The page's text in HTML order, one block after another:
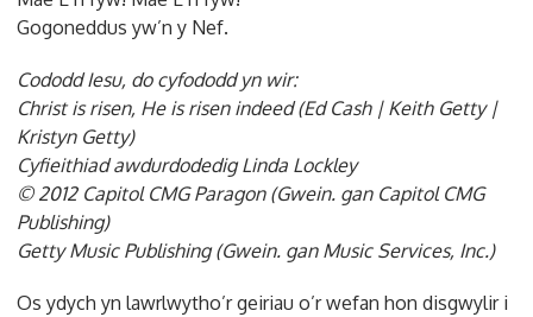
Gogoneddus yw’n y Nef.
Cododd Iesu, do cyfododd yn wir:
Christ is risen, He is risen indeed (Ed Cash | Keith Getty |
Kristyn Getty)
Cyfieithiad awdurdodedig Linda Lockley
© 2012 Capitol CMG Paragon (Gwein. gan Capitol CMG
Publishing)
Getty Music Publishing (Gwein. gan Music Services, Inc.)
Os ydych yn lawrlwytho’r geiriau o’r wefan hon disgwylir i